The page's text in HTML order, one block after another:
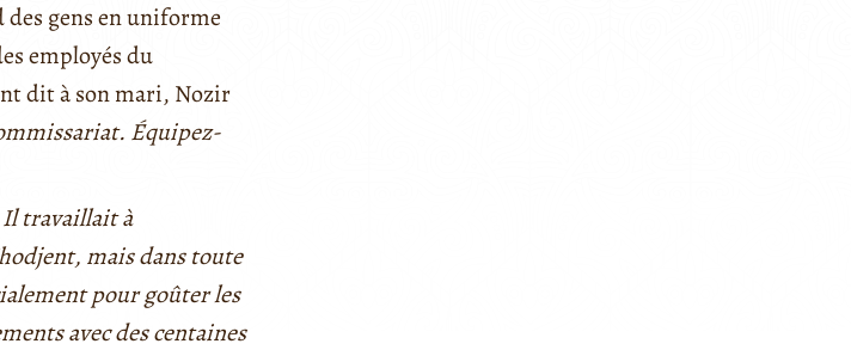
gens en uniforme
employés du
dit à son mari, Nozir
Équipez-
travaillait à
mais dans toute
pour goûter les
avec des centaines